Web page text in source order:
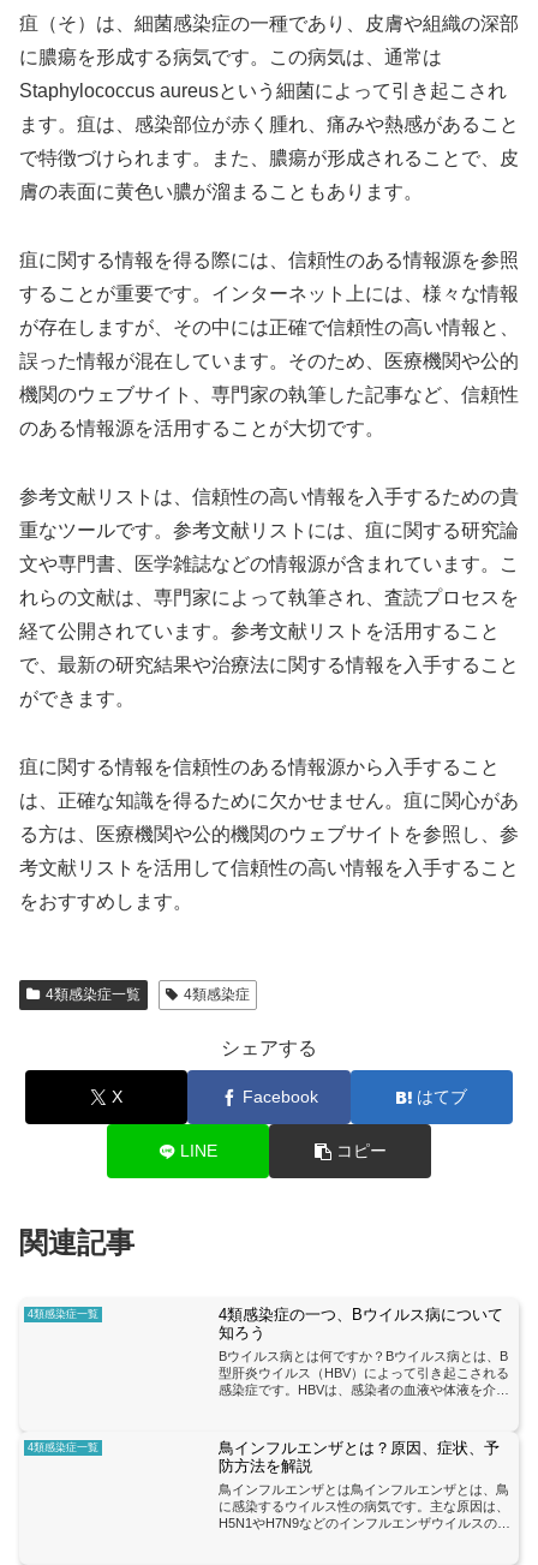
疽（そ）は、細菌感染症の一種であり、皮膚や組織の深部
に膿瘍を形成する病気です。この病気は、通常は
Staphylococcus aureusという細菌によって引き起こされ
ます。疽は、感染部位が赤く腫れ、痛みや熱感があること
で特徴づけられます。また、膿瘍が形成されることで、皮
膚の表面に黄色い膿が溜まることもあります。
疽に関する情報を得る際には、信頼性のある情報源を参照
することが重要です。インターネット上には、様々な情報
が存在しますが、その中には正確で信頼性の高い情報と、
誤った情報が混在しています。そのため、医療機関や公的
機関のウェブサイト、専門家の執筆した記事など、信頼性
のある情報源を活用することが大切です。
参考文献リストは、信頼性の高い情報を入手するための貴
重なツールです。参考文献リストには、疽に関する研究論
文や専門書、医学雑誌などの情報源が含まれています。こ
れらの文献は、専門家によって執筆され、査読プロセスを
経て公開されています。参考文献リストを活用すること
で、最新の研究結果や治療法に関する情報を入手すること
ができます。
疽に関する情報を信頼性のある情報源から入手すること
は、正確な知識を得るために欠かせません。疽に関心があ
る方は、医療機関や公的機関のウェブサイトを参照し、参
考文献リストを活用して信頼性の高い情報を入手すること
をおすすめします。
4類感染症一覧 4類感染症
シェアする
X Facebook はてブ
LINE コピー
関連記事
4類感染症一覧
4類感染症の一つ、Bウイルス病について
知ろう
Bウイルス病とは何ですか？Bウイルス病とは、B
型肝炎ウイルス（HBV）によって引き起こされる
感染症です。HBVは、感染者の血液や体液を介し
感染などがあり...
4類感染症一覧
鳥インフルエンザとは？原因、症状、予
防方法を解説
鳥インフルエンザとは鳥インフルエンザとは、鳥
に感染するウイルス性の病気です。主な原因は、
H5N1やH7N9などのインフルエンザウイルスの亜